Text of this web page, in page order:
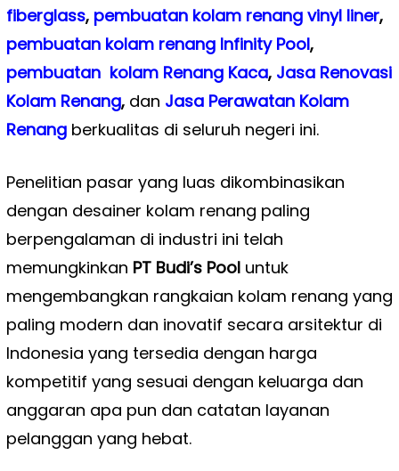
fiberglass, pembuatan kolam renang vinyl liner,
pembuatan kolam renang Infinity Pool,
pembuatan kolam Renang Kaca, Jasa Renovasi
Kolam Renang, dan Jasa Perawatan Kolam
Renangberkualitas di seluruh negeri ini.
Penelitian pasar yang luas dikombinasikan
dengan desainer kolam renang paling
berpengalaman di industri ini telah
memungkinkan PT Budi’s Pooluntuk
mengembangkan rangkaian kolam renang yang
paling modern dan inovatif secara arsitektur di
Indonesia yang tersedia dengan harga
kompetitif yang sesuai dengan keluarga dan
anggaran apa pun dan catatan layanan
pelanggan yang hebat.